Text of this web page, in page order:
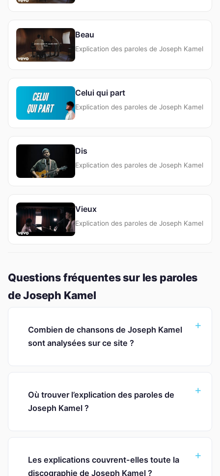
Beau
Explication des paroles de Joseph Kamel
Celui qui part
Explication des paroles de Joseph Kamel
Dis
Explication des paroles de Joseph Kamel
Vieux
Explication des paroles de Joseph Kamel
Questions fréquentes sur les paroles
de Joseph Kamel
Combien de chansons de Joseph Kamel
sont analysées sur ce site ?
Où trouver l’explication des paroles de
Joseph Kamel ?
Les explications couvrent-elles toute la
discographie de Joseph Kamel ?